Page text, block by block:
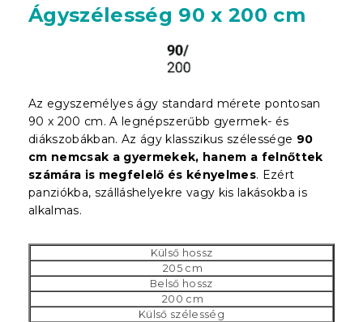
Ágyszélesség 90 x 200 cm
Az egyszemélyes ágy standard mérete pontosan
90 x 200 cm. A legnépszerűbb gyermek- és
diákszobákban. Az ágy klasszikus szélessége 90
cm nemcsak a gyermekek, hanem a felnőttek
számára is megfelelő és kényelmes. Ezért
panziókba, szálláshelyekre vagy kis lakásokba is
alkalmas.
Külső hossz
205 cm
Belső hossz
200 cm
Külső szélesség